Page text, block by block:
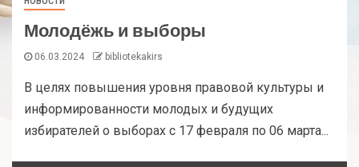
Молодёжь и выборы
06.03.2024 bibliotekakirs
В целях повышения уровня правовой культуры и
информированности молодых и будущих
избирателей о выборах с 17 февраля по 06 марта...